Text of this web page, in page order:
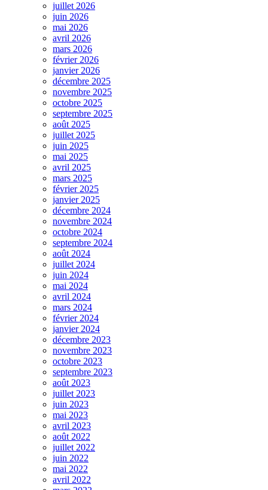
juillet 2026
juin 2026
mai 2026
avril 2026
mars 2026
février 2026
janvier 2026
décembre 2025
novembre 2025
octobre 2025
septembre 2025
août 2025
juillet 2025
juin 2025
mai 2025
avril 2025
mars 2025
février 2025
janvier 2025
décembre 2024
novembre 2024
octobre 2024
septembre 2024
août 2024
juillet 2024
juin 2024
mai 2024
avril 2024
mars 2024
février 2024
janvier 2024
décembre 2023
novembre 2023
octobre 2023
septembre 2023
août 2023
juillet 2023
juin 2023
mai 2023
avril 2023
août 2022
juillet 2022
juin 2022
mai 2022
avril 2022